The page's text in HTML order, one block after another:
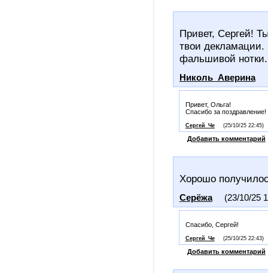
Привет, Сергей!
твои
фальшивой
Николь_Аверина
Привет, Ольга!
Спасибо за
Сергей_Че (25/10/25 22:45)
Добавить комментарий
Хорошо
Серёжа (23/10/25
Спасибо, Сергей!
Сергей_Че (25/10/25 22:43)
Добавить комментарий